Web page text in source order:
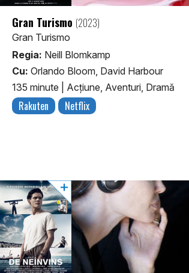
Gran Turismo (2023)
Gran Turismo
Regia: Neill Blomkamp
Cu: Orlando Bloom, David Harbour
135 minute
Acţiune, Aventuri, Dramă
Rakuten Netflix